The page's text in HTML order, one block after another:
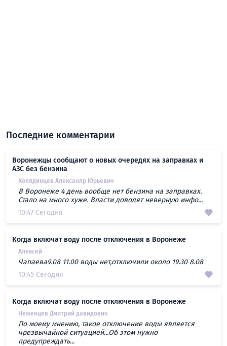
Последние комментарии
Воронежцы сообщают о новых очередях на заправках и
АЗС без бензина
Колядинцев Алексанлр Юрьевич
В Воронеже 4 день вообще нет бензина на заправках.
Стало на много хуже. Власти доводят неверную инфо...
10:47 Сегодня
Когда включат воду после отключения в Воронеже
Алексей
Чапаева9.08 11.00 воды нет,отключили около 19.30 8.08
10:45 Сегодня
Когда включат воду после отключения в Воронеже
Неженцев Дмитрий давидович
По моему мнению, такое отключение воды является
чрезвычайной ситуацией...Об этом нужно
предупреждать...